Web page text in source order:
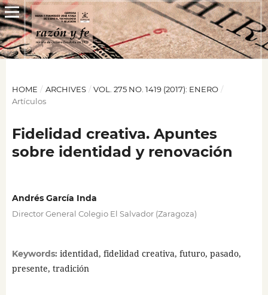
HOME / ARCHIVES / VOL. 275 NO. 1419 (2017): ENERO /
Artículos
Fidelidad creativa. Apuntes
sobre identidad y renovación
Andrés García Inda
Director General Colegio El Salvador (Zaragoza)
Keywords: identidad, fidelidad creativa, futuro, pasado,
presente, tradición